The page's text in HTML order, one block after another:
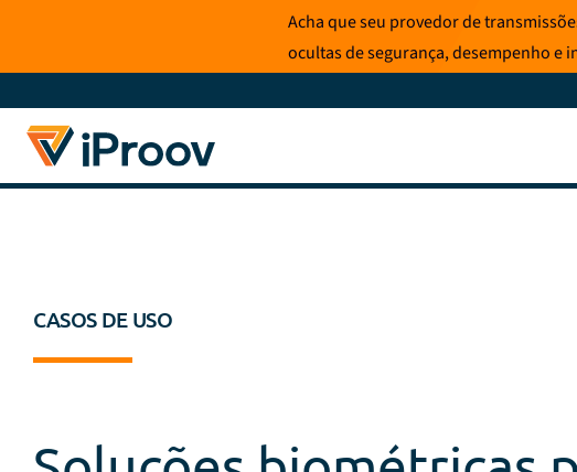
o
conteúdo
Acha que seu provedor de
ocultas de segurança, desempenho e
CASOS DE USO